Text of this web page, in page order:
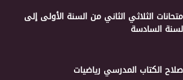
الثلاثي الثاني من السنة الأولى إلى
السادسة
الكتاب المدرسي رياضيات